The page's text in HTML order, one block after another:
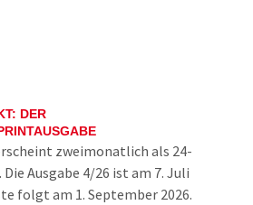
DER
zweimonatlich als 24-
Ausgabe 4/26 ist am 7. Juli
folgt am 1. September 2026.